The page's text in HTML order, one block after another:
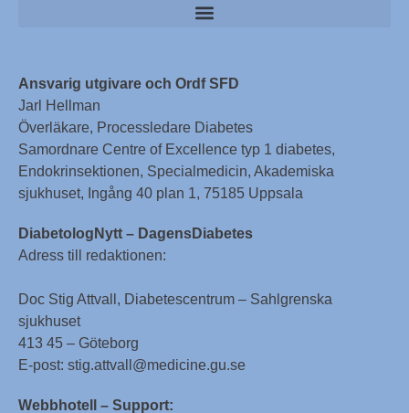
Ansvarig utgivare och Ordf SFD
Jarl Hellman
Överläkare, Processledare Diabetes
Samordnare Centre of Excellence typ 1 diabetes,
Endokrinsektionen, Specialmedicin, Akademiska
sjukhuset, Ingång 40 plan 1, 75185 Uppsala
DiabetologNytt – DagensDiabetes
Adress till redaktionen:
Doc Stig Attvall, Diabetescentrum – Sahlgrenska
sjukhuset
413 45 – Göteborg
E-post: stig.attvall@medicine.gu.se
Webbhotell – Support: